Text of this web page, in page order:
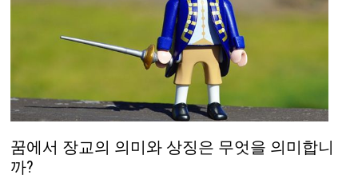
꿈에서 장교의 의미와 상징은 무엇을 의미합니
까?